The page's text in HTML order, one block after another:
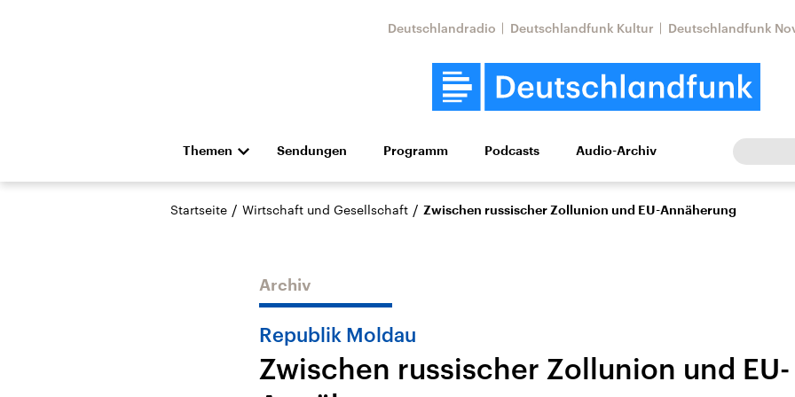
Deutschlandradio Deutschlandfunk Kultur Deutschlandfunk
Themen
Die Nachrichten Politik Wirtschaft Wissen Kultur Europa
Hörspiel und Feature Musik
Landtagswahl Sachsen-
USA
Nahostkonflikt
Sendungen Programm Podcasts Audio-Archiv
Startseite / Wirtschaft und Gesellschaft / Zwischen russischer Zollunion und EU-Annäherung
Archiv
Republik Moldau
Zwischen russischer Zollunion und EU-